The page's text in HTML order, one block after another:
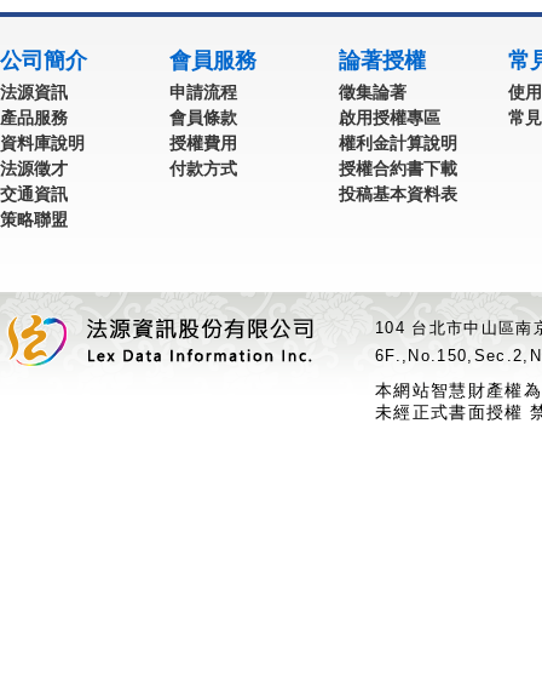
公司簡介
法源資訊
產品服務
資料庫說明
法源徵才
交通資訊
策略聯盟
會員服務
申請流程
會員條款
授權費用
付款方式
論著授權
徵集論著
啟用授權專區
權利金計算說明
授權合約書下載
投稿基本資料表
常
使
常
104 台北市中山區
本網站智慧財產權
未經正式書面授權